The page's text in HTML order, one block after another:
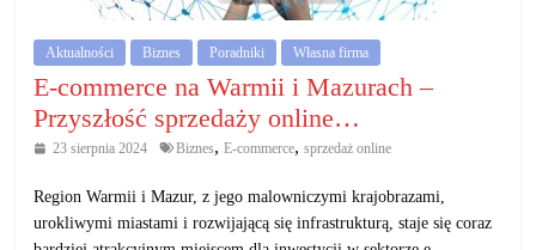
gospodarczą.
Porady
biznesowe
Aktualności Biznes Poradniki Własna firma
E-commerce na Warmii i Mazurach –
Przyszłość sprzedaży online…
23 sierpnia 2024 Biznes, E-commerce, sprzedaż online
Region Warmii i Mazur, z jego malowniczymi krajobrazami,
urokliwymi miastami i rozwijającą się infrastrukturą, staje się coraz